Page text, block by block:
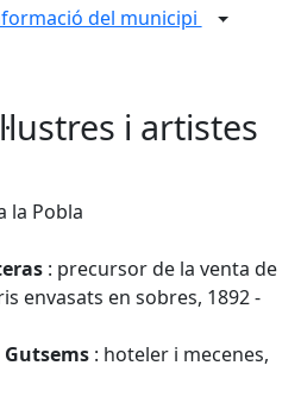
del municipi
i artistes
la Pobla
: precursor de la venta de
envasats en sobres, 1892 -
: hoteler i mecenes,